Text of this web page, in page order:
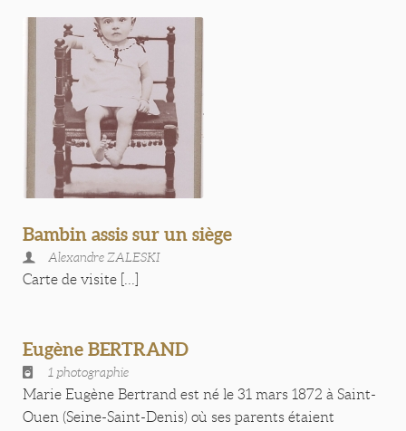
Bambin assis sur un siège
Alexandre ZALESKI
Carte de visite [...]
Eugène BERTRAND
1 photographie
Marie Eugène Bertrand est né le 31 mars 1872 à Saint-
Ouen (Seine-Saint-Denis) où ses parents étaient